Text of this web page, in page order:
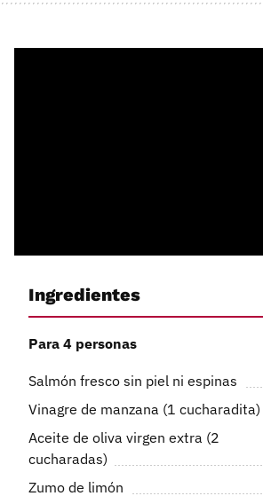
Ingredientes
Para 4 personas
Salmón fresco sin piel ni espinas
Vinagre de manzana (1 cucharadita)
Aceite de oliva virgen extra (2
cucharadas)
Zumo de limón